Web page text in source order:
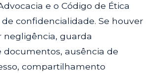
e o Código de Ética
confidencialidade. Se houver
negligência, guarda
documentos, ausência de
compartilhamento